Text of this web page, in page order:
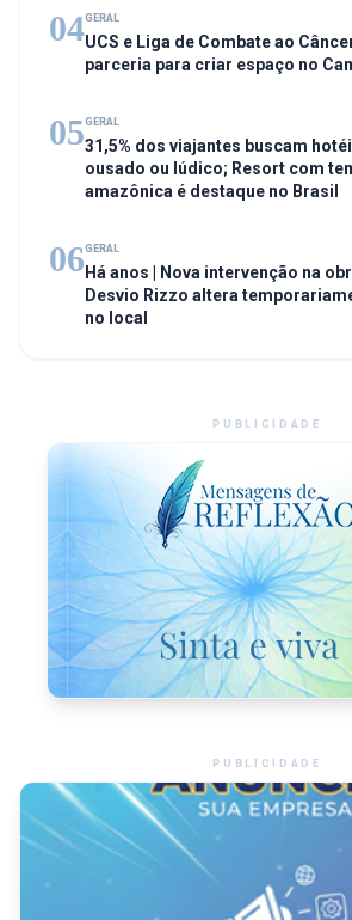
04GERAL
UCS e Liga de Combate ao
parceria para criar espaço no
05GERAL
31,5% dos viajantes buscam
ousado ou lúdico; Resort com
amazônica é destaque no Brasil
06GERAL
Há anos | Nova intervenção na
Desvio Rizzo altera
no local
PUBLICIDADE
PUBLICIDADE